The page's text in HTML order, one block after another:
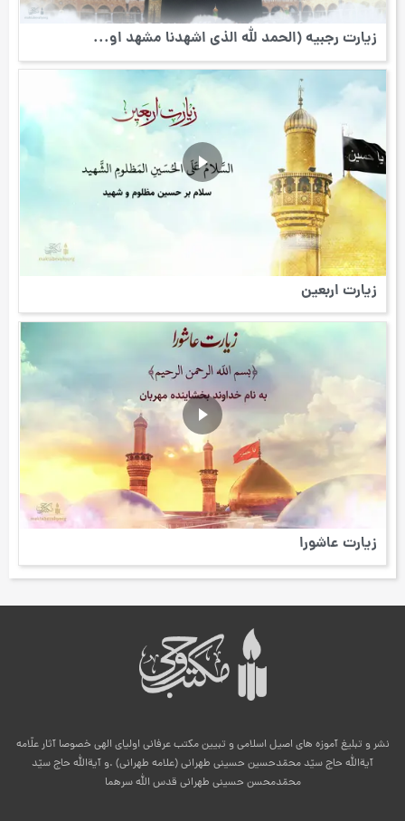
زیارت رجبیه (الحمد لله الذی اشهدنا مشهد او...
زیارت اربعین
زیارت عاشورا
نشر و تبلیغ آموزه های اصیل اسلامی و تبیین مکتب عرفانی اولیای الهی خصوصا آثار علّامه
آیةالله حاج سیّد محمّدحسین حسینی طهرانی (علامه طهرانی) .و آیةالله حاج سیّد
محمّدمحسن حسینی طهرانی قدس الله سرهما